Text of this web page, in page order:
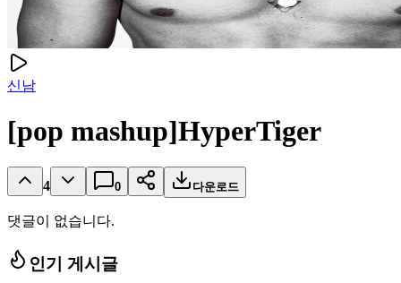
신남
[pop mashup]HyperTiger
4 0 다운로드
댓글이 없습니다.
인기 게시글